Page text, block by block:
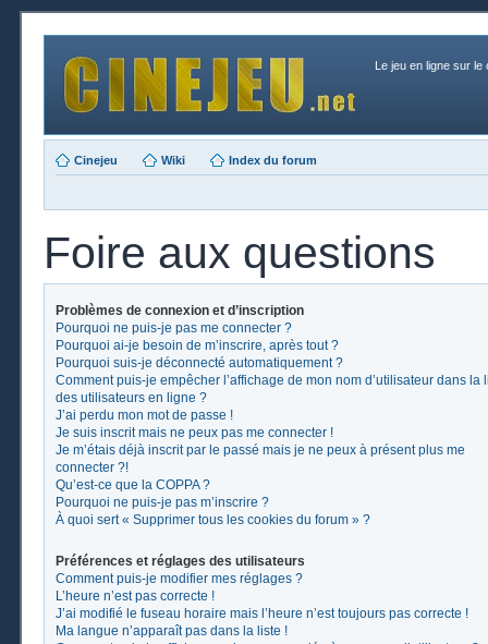
Le jeu en ligne sur le
Cinejeu Wiki Index du forum
Foire aux questions
Problèmes de connexion et d’inscription
Pourquoi ne puis-je pas me connecter ?
Pourquoi ai-je besoin de m’inscrire, après tout ?
Pourquoi suis-je déconnecté automatiquement ?
Comment puis-je empêcher l’affichage de mon nom d’utilisateur dans la
des utilisateurs en ligne ?
J’ai perdu mon mot de passe !
Je suis inscrit mais ne peux pas me connecter !
Je m’étais déjà inscrit par le passé mais je ne peux à présent plus me
connecter ?!
Qu’est-ce que la COPPA ?
Pourquoi ne puis-je pas m’inscrire ?
À quoi sert « Supprimer tous les cookies du forum » ?
Préférences et réglages des utilisateurs
Comment puis-je modifier mes réglages ?
L’heure n’est pas correcte !
J’ai modifié le fuseau horaire mais l’heure n’est toujours pas correcte !
Ma langue n’apparaît pas dans la liste !